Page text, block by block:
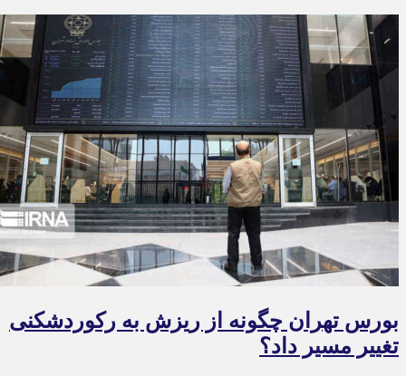
بورس تهران چگونه از ریزش به رکوردشکنی
تغییر مسیر داد؟